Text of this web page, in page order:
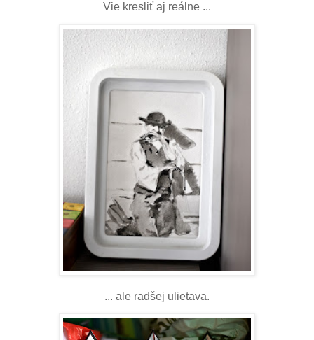
Vie kresliť aj reálne ...
... ale radšej ulietava.